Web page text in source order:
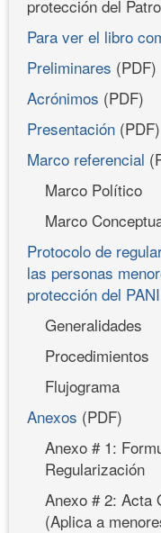
protección del
Para ver el libro
Preliminares (PDF)
Acrónimos (PDF)
Presentación (PDF)
Marco referencial
Marco Político
Marco
Protocolo de
las personas
protección del PANI
Generalidades
Procedimientos
Flujograma
Anexos (PDF)
Anexo # 1:
Regularización
Anexo # 2: Acta
(Aplica a